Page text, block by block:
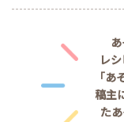
レ
「
稿主
た